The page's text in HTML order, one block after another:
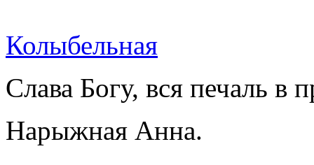
Колыбельная
Слава Богу, вся печаль в
Нарыжная Анна.